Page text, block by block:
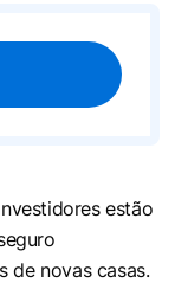
estão
de novas casas.